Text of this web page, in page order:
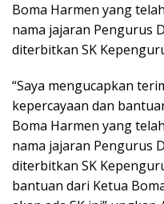
Boma Harmen yang
nama jajaran Pengurus
diterbitkan SK
“Saya mengucapkan
kepercayaan dan
Boma Harmen yang
nama jajaran Pengurus
diterbitkan SK
bantuan dari Ketua